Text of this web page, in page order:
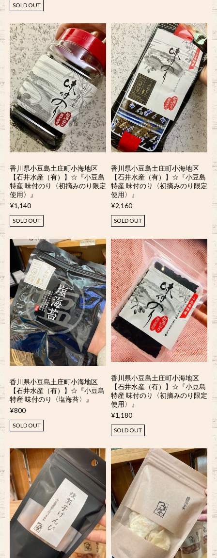
SOLD OUT
香川県小豆島土庄町小海地区
【石井水産（有）】☆『小豆島
特産 味付のり〈初摘みのり限定
使用〉』
¥1,140
SOLD OUT
香川県小豆島土庄町小海地区
【石井水産（有）】☆『小豆島
特産 味付のり〈初摘みのり限定
使用〉』
¥2,160
SOLD OUT
香川県小豆島土庄町小海地区
【石井水産（有）】☆『小豆島
特産 味付のり〈塩海苔〉』
¥800
SOLD OUT
香川県小豆島土庄町小海地区
【石井水産（有）】☆『小豆島
特産 味付のり〈初摘みのり限定
使用〉』
¥1,180
SOLD OUT